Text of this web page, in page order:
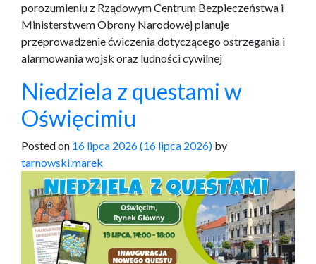
porozumieniu z Rządowym Centrum Bezpieczeństwa i
Ministerstwem Obrony Narodowej planuje
przeprowadzenie ćwiczenia dotyczącego ostrzegania i
alarmowania wojsk oraz ludności cywilnej
Niedziela z questami w
Oświęcimiu
Posted on 16 lipca 2026(16 lipca 2026) by
tarnowski.marek